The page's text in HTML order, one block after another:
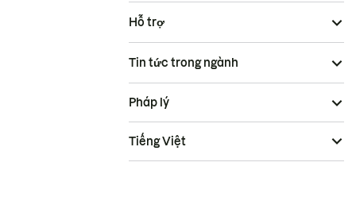
Hỗ trợ
Tin tức trong ngành
Pháp lý
Tiếng Việt